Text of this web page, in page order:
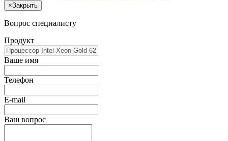
×Закрыть
Вопрос специалисту
Продукт
Ваше имя
Телефон
E-mail
Ваш вопрос